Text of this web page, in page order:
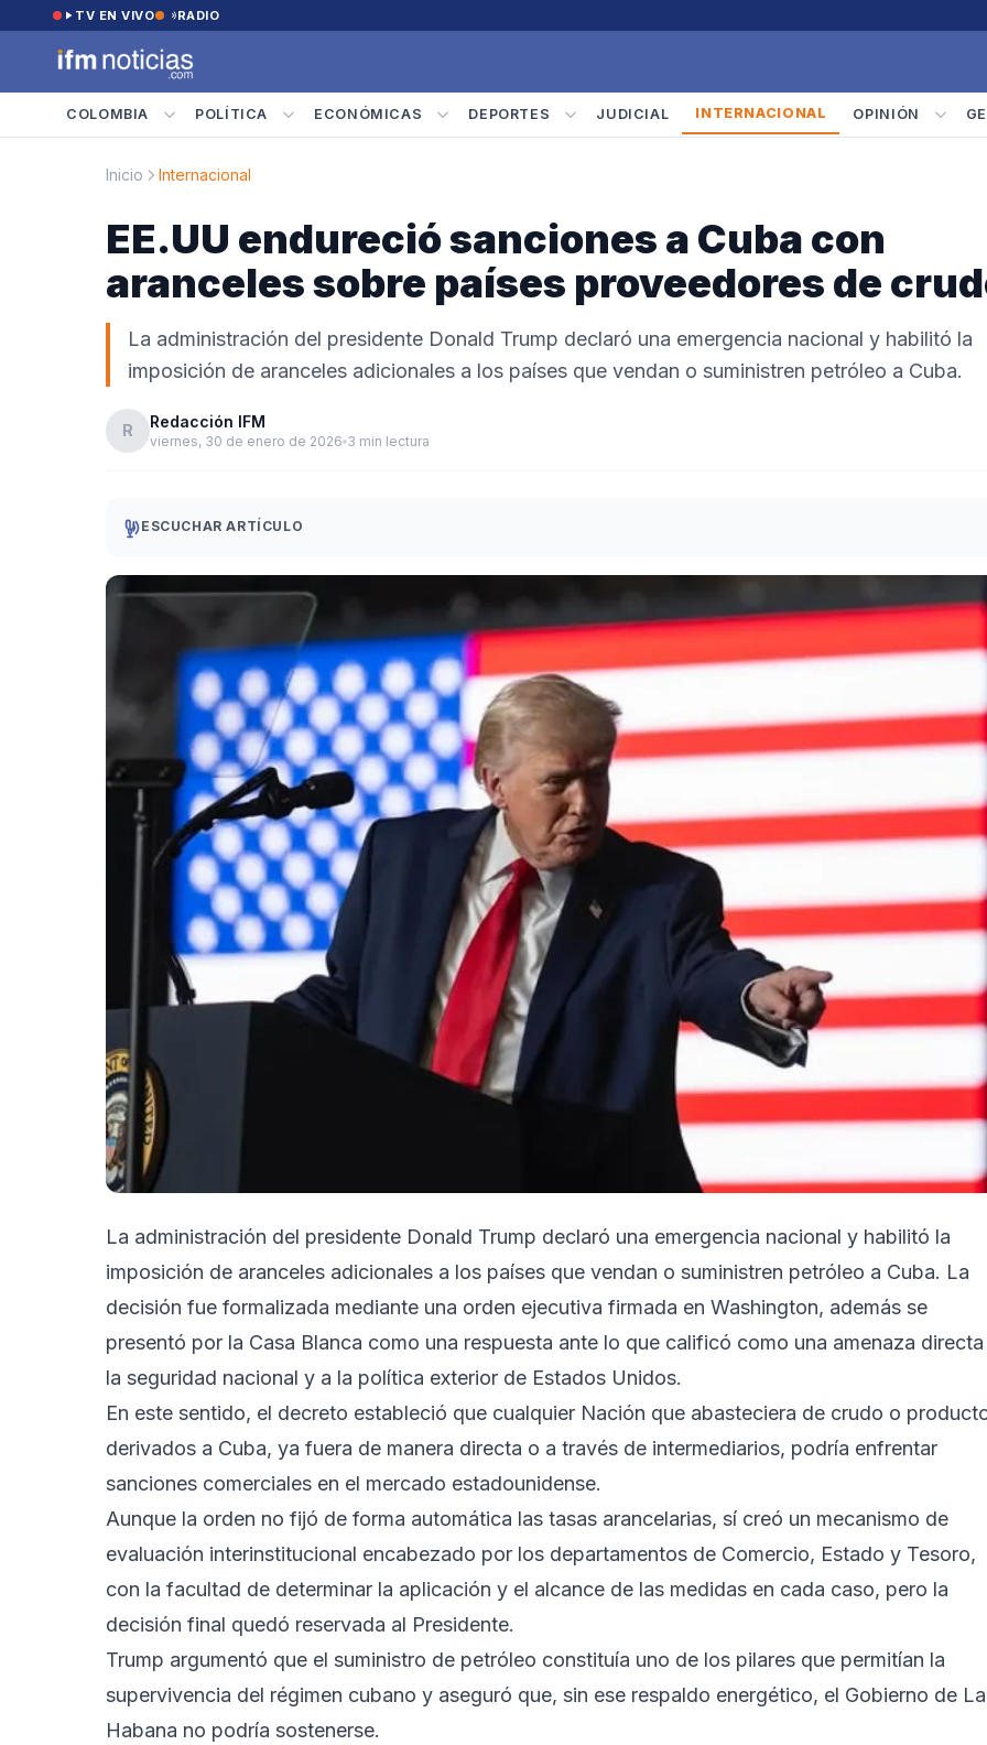
Saltar al contenido
TV EN VIVO RADIO
COLOMBIA POLÍTICA ECONÓMICAS DEPORTES JUDICIAL INTERNACIONAL OPINIÓN
Inicio Internacional
EE.UU endureció sanciones a Cuba con
aranceles sobre países proveedores de
La administración del presidente Donald Trump declaró una emergencia nacional y habilitó la
imposición de aranceles adicionales a los países que vendan o suministren petróleo a Cuba.
R Redacción IFM
viernes, 30 de enero de 2026 3 min lectura
ESCUCHAR ARTÍCULO
La administración del presidente Donald Trump declaró una emergencia nacional y habilitó la
imposición de aranceles adicionales a los países que vendan o suministren petróleo a Cuba. La
decisión fue formalizada mediante una orden ejecutiva firmada en Washington, además se
presentó por la Casa Blanca como una respuesta ante lo que calificó como una amenaza
la seguridad nacional y a la política exterior de Estados Unidos.
En este sentido, el decreto estableció que cualquier Nación que abasteciera de crudo o
derivados a Cuba, ya fuera de manera directa o a través de intermediarios, podría enfrentar
sanciones comerciales en el mercado estadounidense.
Aunque la orden no fijó de forma automática las tasas arancelarias, sí creó un mecanismo de
evaluación interinstitucional encabezado por los departamentos de Comercio, Estado y Tesoro,
con la facultad de determinar la aplicación y el alcance de las medidas en cada caso, pero la
decisión final quedó reservada al Presidente.
Trump argumentó que el suministro de petróleo constituía uno de los pilares que permitían la
supervivencia del régimen cubano y aseguró que, sin ese respaldo energético, el Gobierno de La
Habana no podría sostenerse.